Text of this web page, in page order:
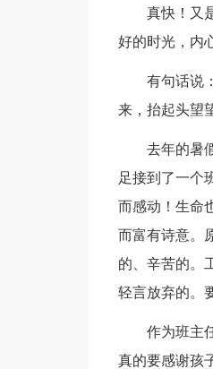
真快！又
好的时光，内
有句话说
来，抬起头望
去年的暑
足接到了一个
而感动！生命
而富有诗意。
的、辛苦的。
轻言放弃的。
作为班主
真的要感谢孩